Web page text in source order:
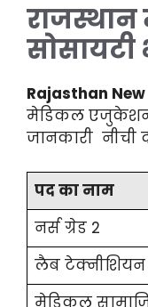
सोसायटी
Rajasthan
मेडिकल एजुकेशन
जानकारी नीची
पद का नाम
नर्स ग्रेड 2
लैब टेक्नीशियन
मेडिकल